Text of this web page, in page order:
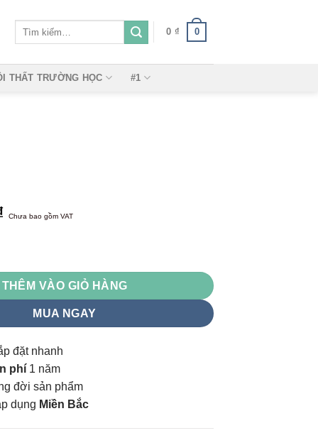
0 ₫ 0
THẤT TRƯỜNG HỌC #1
Chưa bao gồm VAT
THÊM VÀO GIỎ HÀNG
MUA NGAY
đặt nhanh
phí 1 năm
đời sản phẩm
dụng Miền Bắc